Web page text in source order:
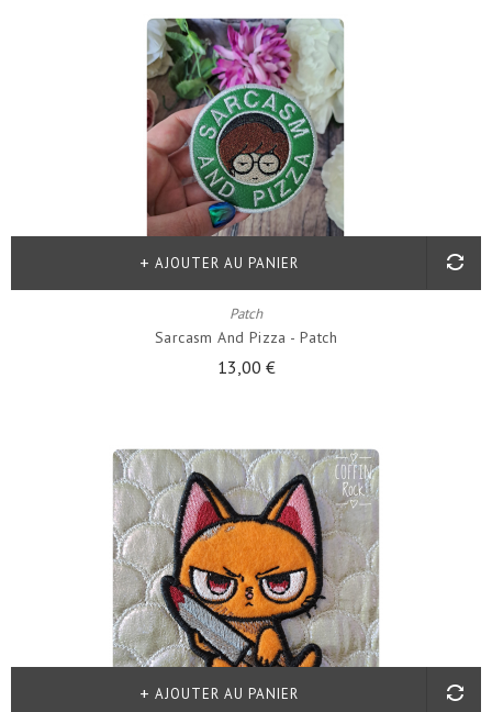
Patch
Sarcasm And Pizza - Patch
13,00 €
AJOUTER AU PANIER
AJOUTER AU PANIER